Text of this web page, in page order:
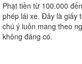
Phạt tiền từ 100.000
phép lái xe. Đây là giấy
chú ý luôn mang theo
không đáng có.